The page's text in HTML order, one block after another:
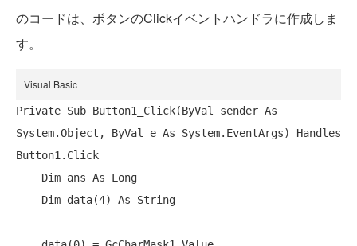
のコードは、ボタンのClickイベントハンドラに作成しま
す。
Visual Basic
Private Sub Button1_Click(ByVal sender As
System.Object, ByVal e As System.EventArgs) Handles
Button1.Click
Dim ans As
Long
Dim data(4) As String